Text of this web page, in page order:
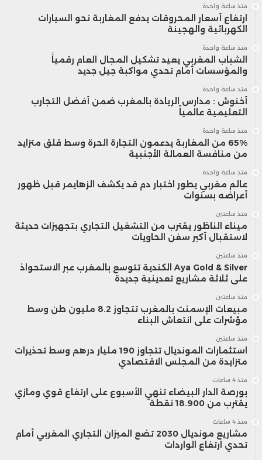
منذ ساعة واحدة
ارتفاع أسعار المحروقات يدفع المغاربة نحو السيارات
الكهربائية والهجينة
منذ ساعة واحدة
الشباب المغربي يعيد تشكيل المجال العام رقمياً
والمؤسسات أمام تحدي مواكبة جيل جديد
منذ ساعة واحدة
أخنوش : مدارس الريادة بالمغرب ضمن أفضل التجارب
التعليمية عالمياً
منذ ساعة واحدة
65% من المغاربة يدعمون التجارة الحرة وسط قلق متزايد
من منافسة العمالة الأجنبية
منذ ساعة واحدة
عالم مغربي يطور اختبار دم قد يكشف الزهايمر قبل ظهور
أعراضه بسنوات
منذ ساعتين
ميناء الناظور يقترب من التشغيل التجاري بتجهيزات حديثة
لاستقبال أكبر سفن الحاويات
منذ ساعتين
Aya Gold & Silver الكندية تتوسع بالمغرب عبر الاستحواذ
على ثلاثة مشاريع تعدينية جديدة
منذ ساعتين
مبيعات الإسمنت بالمغرب تتجاوز 8.2 مليون طن وسط
مؤشرات على انتعاش البناء
منذ ساعتين
استثمارات المونديال تتجاوز 190 مليار درهم وسط تحذيرات
متزايدة من المجلس الاقتصادي
منذ 4 ساعات
بورصة الدار البيضاء تنهي الأسبوع على ارتفاع قوي ومازي
يقترب من 18.900 نقطة
منذ 4 ساعات
مشاريع مونديال 2030 تضع الميزان التجاري المغربي أمام
تحدي ارتفاع الواردات